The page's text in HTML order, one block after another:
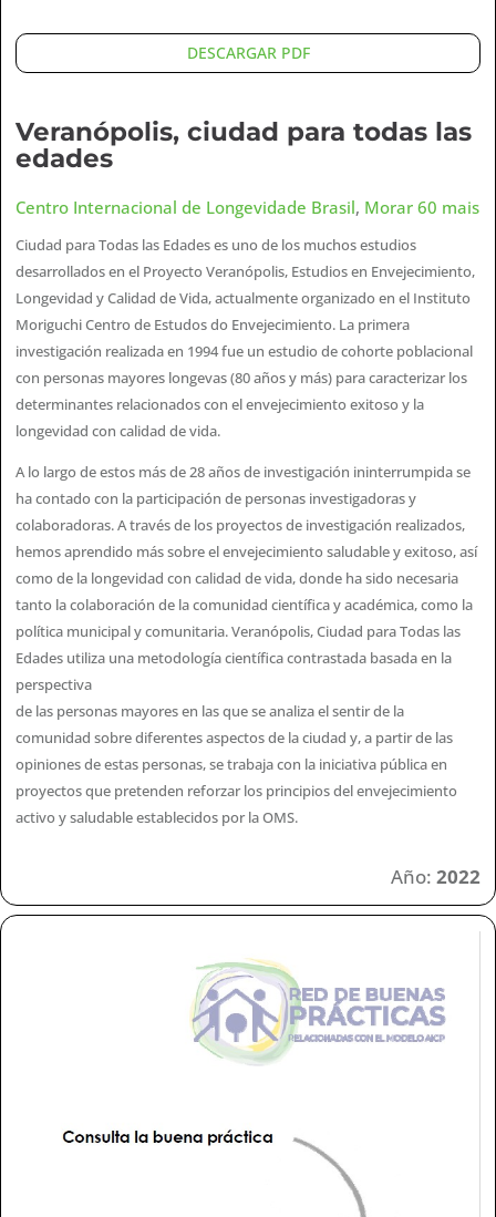
DESCARGAR PDF
Veranópolis, ciudad para todas las
edades
Centro Internacional de Longevidade Brasil, Morar 60 mais
Ciudad para Todas las Edades es uno de los muchos estudios
desarrollados en el Proyecto Veranópolis, Estudios en Envejecimiento,
Longevidad y Calidad de Vida, actualmente organizado en el Instituto
Moriguchi Centro de Estudos do Envejecimiento. La primera
investigación realizada en 1994 fue un estudio de cohorte poblacional
con personas mayores longevas (80 años y más) para caracterizar los
determinantes relacionados con el envejecimiento exitoso y la
longevidad con calidad de vida.
A lo largo de estos más de 28 años de investigación ininterrumpida se
ha contado con la participación de personas investigadoras y
colaboradoras. A través de los proyectos de investigación realizados,
hemos aprendido más sobre el envejecimiento saludable y exitoso, así
como de la longevidad con calidad de vida, donde ha sido necesaria
tanto la colaboración de la comunidad científica y académica, como la
política municipal y comunitaria. Veranópolis, Ciudad para Todas las
Edades utiliza una metodología científica contrastada basada en la
perspectiva
de las personas mayores en las que se analiza el sentir de la
comunidad sobre diferentes aspectos de la ciudad y, a partir de las
opiniones de estas personas, se trabaja con la iniciativa pública en
proyectos que pretenden reforzar los principios del envejecimiento
activo y saludable establecidos por la OMS.
Año: 2022